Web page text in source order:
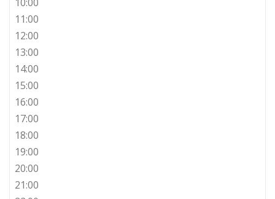
10:00
11:00
12:00
13:00
14:00
15:00
16:00
17:00
18:00
19:00
20:00
21:00